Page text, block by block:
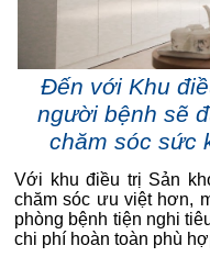
Đến với Khu
người bệnh sẽ
chăm sóc sức
Với khu điều trị Sản
chăm sóc ưu việt hơn,
phòng bệnh tiện nghi
chi phí hoàn toàn phù